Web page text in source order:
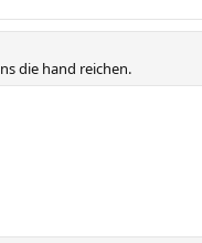
die hand reichen.